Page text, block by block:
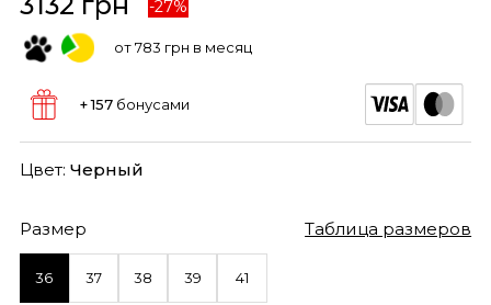
-27%
от 783 грн в месяц
+ 157 бонусами
Цвет: Черный
Размер Таблица размеров
36 37 38 39 41